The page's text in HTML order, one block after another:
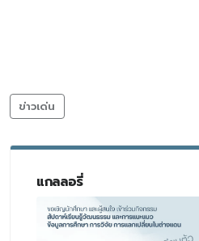
ข่าวเด่น
แกลลอรี่